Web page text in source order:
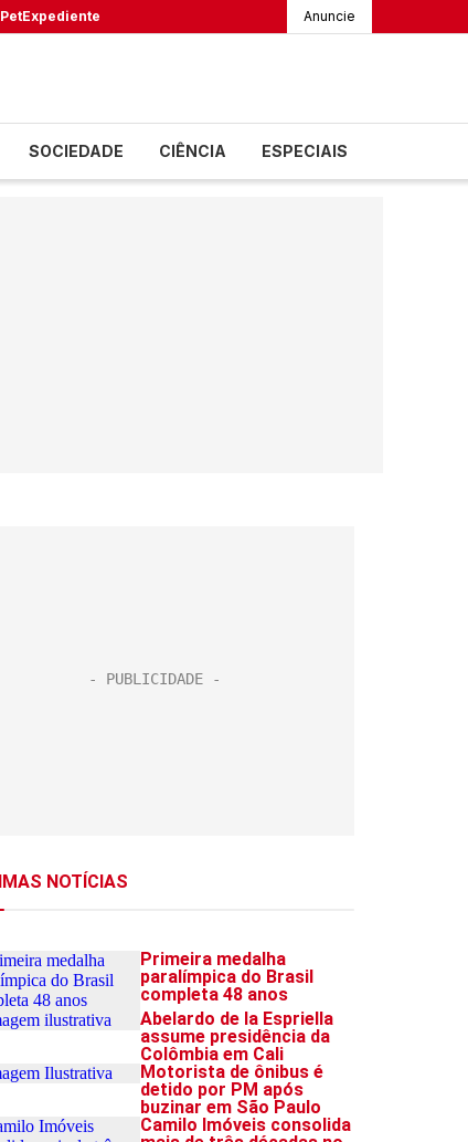
PetExpediente Anuncie
SOCIEDADE CIÊNCIA ESPECIAIS